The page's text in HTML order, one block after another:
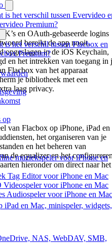
is het verschil tussen Evervideo
Premium?
is het verschil tussen Flacbox en
Premium?
op
muziekspeler voor iPhone en
Tag Editor voor iPhone en Mac
voor iPhone en Mac
Audiospeler voor iPhone en Mac
en OAuth-gebaseerde logins
bereikt de app nooit.
opgeslagen in de iOS Keychain,
en het intrekken van toegang in
Flacbox van het apparaat
je bibliotheek met een
laag privacy.
van Flacbox op iPhone, iPad en
het organiseren van je
en het beheren van
de equalizer en het
hieronder om direct naar het
en Mac, minispeler, widgets,
NAS, WebDAV, SMB,